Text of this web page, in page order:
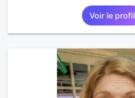
Voir le profil